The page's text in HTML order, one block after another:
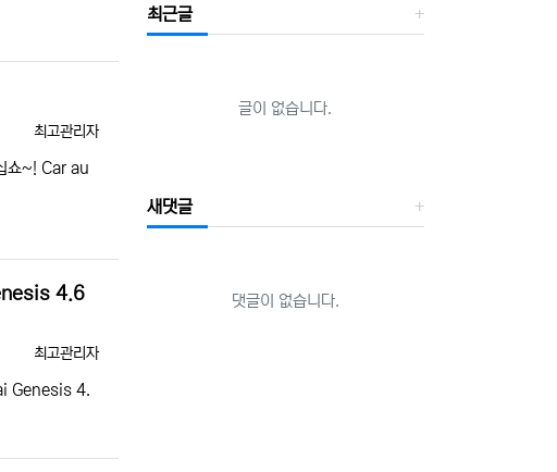
등록자
최고관리자
쇼~! Car au
4.6
등록자
최고관리자
Genesis 4.
최근글
글이 없습니다.
새댓글
댓글이 없습니다.